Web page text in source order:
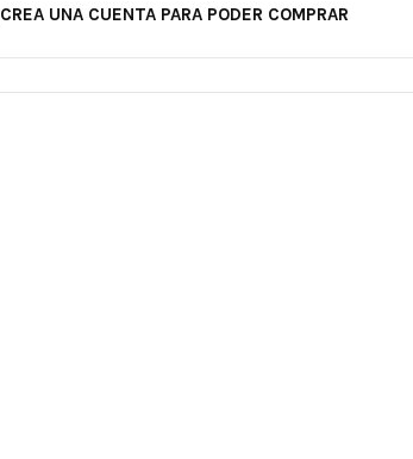
CREA UNA CUENTA PARA PODER COMPRAR